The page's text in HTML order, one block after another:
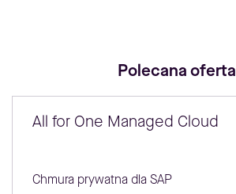
Polecana oferta
All for One Managed Cloud
Chmura prywatna dla SAP